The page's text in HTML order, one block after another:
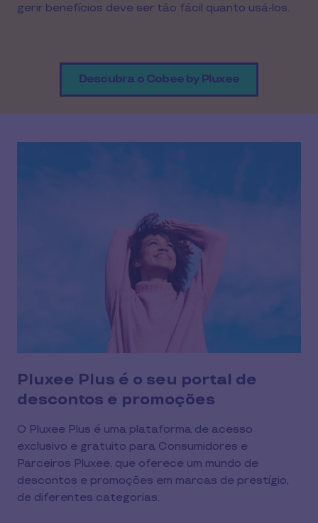
gerir benefícios deve ser tão fácil quanto usá-los.
Descubra o Cobee by Pluxee
Pluxee Plus é o seu portal de
descontos e promoções
O Pluxee Plus é uma plataforma de acesso
exclusivo e gratuito para Consumidores e
Parceiros Pluxee, que oferece um mundo de
descontos e promoções em marcas de prestígio,
de diferentes categorias.